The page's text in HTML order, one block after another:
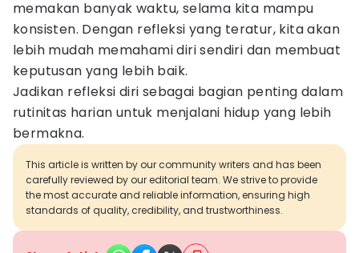
memakan banyak waktu, selama kita mampu
konsisten. Dengan refleksi yang teratur, kita akan
lebih mudah memahami diri sendiri dan membuat
keputusan yang lebih baik.
Jadikan refleksi diri sebagai bagian penting dalam
rutinitas harian untuk menjalani hidup yang lebih
bermakna.
This article is written by our community writers and has been
carefully reviewed by our editorial team. We strive to provide
the most accurate and reliable information, ensuring high
standards of quality, credibility, and trustworthiness.